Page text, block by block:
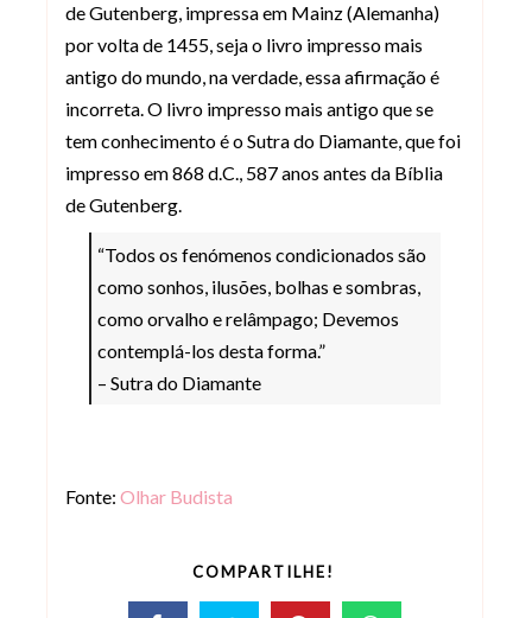
de Gutenberg, impressa em Mainz (Alemanha)
por volta de 1455, seja o livro impresso mais
antigo do mundo, na verdade, essa afirmação é
incorreta. O livro impresso mais antigo que se
tem conhecimento é o Sutra do Diamante, que foi
impresso em 868 d.C., 587 anos antes da Bíblia
de Gutenberg.
“Todos os fenómenos condicionados são
como sonhos, ilusões, bolhas e sombras,
como orvalho e relâmpago; Devemos
contemplá-los desta forma.”
– Sutra do Diamante
Fonte: Olhar Budista
COMPARTILHE!